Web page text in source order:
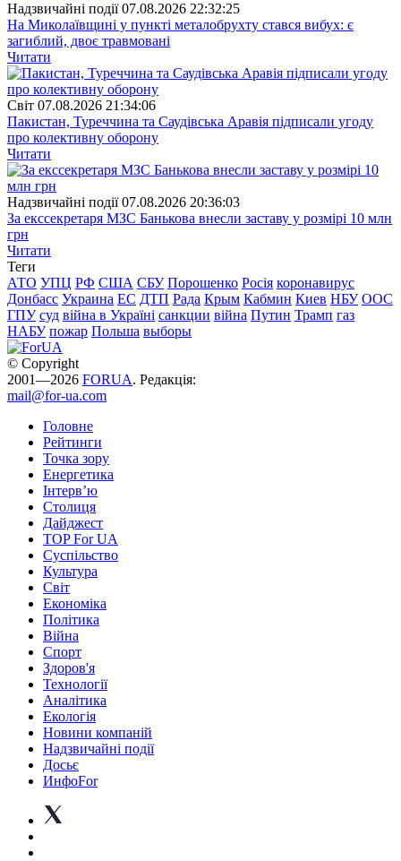
Надзвичайні події 07.08.2026 22:32:25
На Миколаївщині у пункті металобрухту стався вибух: є
загиблий, двоє травмовані
Читати
Свiт 07.08.2026 21:34:06
Пакистан, Туреччина та Саудівська Аравія підписали угоду
про колективну оборону
Читати
Надзвичайні події 07.08.2026 20:36:03
За екссекретаря МЗС Банькова внесли заставу у розмірі 10 млн
грн
Читати
Теги
АТО УПЦ РФ США СБУ Порошенко Росія коронавирус
Донбасс Украина ЕС ДТП Рада Крым Кабмин Киев НБУ ООС
ГПУ суд війна в Україні санкции війна Путин Трамп газ
НАБУ пожар Польша выборы
© Copyright
2001—2026 FORUA. Редакція:
mail@for-ua.com
Головне
Рейтинги
Точка зору
Енергетика
Інтерв’ю
Столиця
Дайджест
TOP For UA
Суспiльство
Культура
Світ
Економіка
Політика
Війна
Спорт
Здоров'я
Технології
Аналітика
Екологія
Новини компаній
Надзвичайні події
Досьє
ИнфоFor